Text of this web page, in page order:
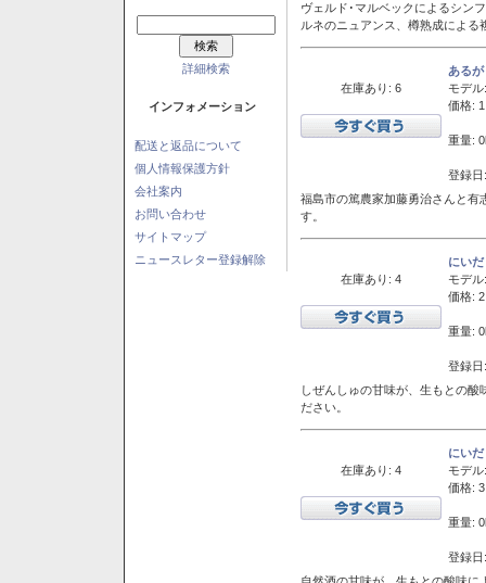
詳細検索
インフォメーション
配送と返品について
個人情報保護方針
会社案内
お問い合わせ
サイトマップ
ニュースレター登録解除
ヴェルド･マルベックによるシン
ルネのニュアンス、樽熟成によ
在庫あり: 6
ある
モデル:
価格:
重量:
登録
福島市の篤農家加藤勇治さんと有
す。
在庫あり: 4
にい
モデル:
価格:
重量:
登録
しぜんしゅの甘味が、生もとの
ださい。
在庫あり: 4
にい
モデル:
価格:
重量:
登録